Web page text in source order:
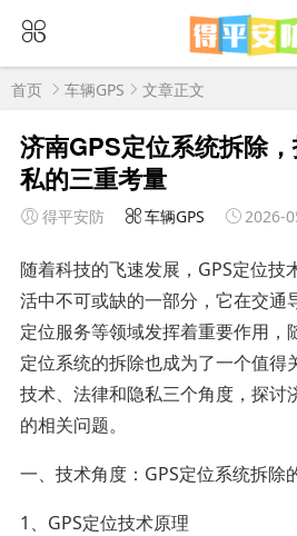
首页 车辆GPS 文章正文
济南GPS定位系统拆除
私的三重考量
得平安防 车辆GPS 2026-
随着科技的飞速发展，GPS定位技
活中不可或缺的一部分，它在交通
定位服务等领域发挥着重要作用，
定位系统的拆除也成为了一个值得
技术、法律和隐私三个角度，探讨
的相关问题。
一、技术角度：GPS定位系统拆除
1、GPS定位技术原理